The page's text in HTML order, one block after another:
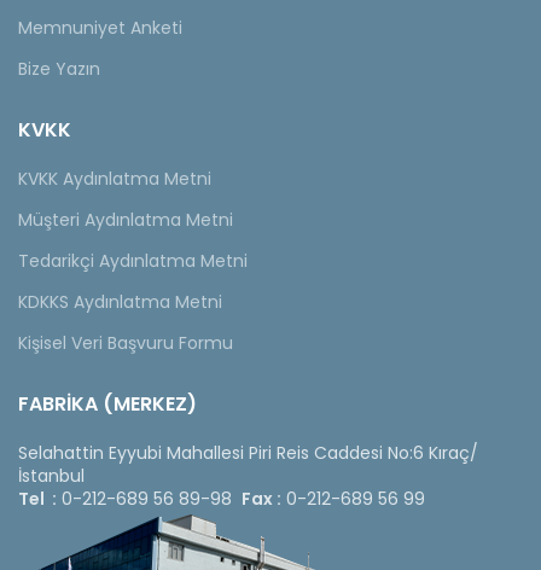
Memnuniyet Anketi
Bize Yazın
KVKK
KVKK Aydınlatma Metni
Müşteri Aydınlatma Metni
Tedarikçi Aydınlatma Metni
KDKKS Aydınlatma Metni
Kişisel Veri Başvuru Formu
FABRİKA (MERKEZ)
Selahattin Eyyubi Mahallesi Piri Reis Caddesi No:6 Kıraç/
İstanbul
Tel : 0-212-689 56 89-98 Fax : 0-212-689 56 99